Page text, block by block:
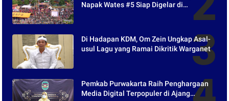
Napak Wates #5 Siap Digelar di
Di Hadapan KDM, Om Zein Ungkap Asal-
usul Lagu yang Ramai Dikritik Warganet
Pemkab Purwakarta Raih Penghargaan
Media Digital Terpopuler di Ajang